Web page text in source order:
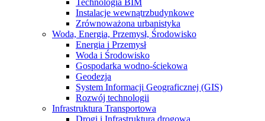
Technologia BIM
Instalacje wewnątrzbudynkowe
Zrównoważona urbanistyka
Woda, Energia, Przemysł, Środowisko
Energia i Przemysł
Woda i Środowisko
Gospodarka wodno-ściekowa
Geodezja
System Informacji Geograficznej (GIS)
Rozwój technologii
Infrastruktura Transportowa
Drogi i Infrastruktura drogowa